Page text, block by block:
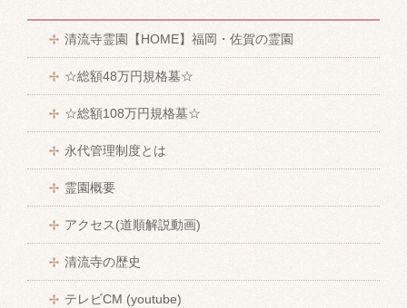
清流寺霊園【HOME】福岡・佐賀の霊園
☆総額48万円規格墓☆
☆総額108万円規格墓☆
永代管理制度とは
霊園概要
アクセス(道順解説動画)
清流寺の歴史
テレビCM (youtube)